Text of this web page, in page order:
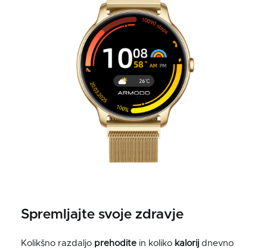
Spremljajte svoje zdravje
Kolikšno razdaljo prehodite in koliko kalorij dnevno